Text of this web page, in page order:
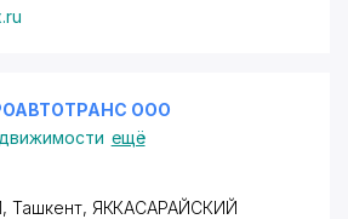
ООО
ещё
Ташкент, ЯККАСАРАЙСКИЙ